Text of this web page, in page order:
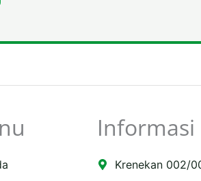
Informasi
Krenekan 002/